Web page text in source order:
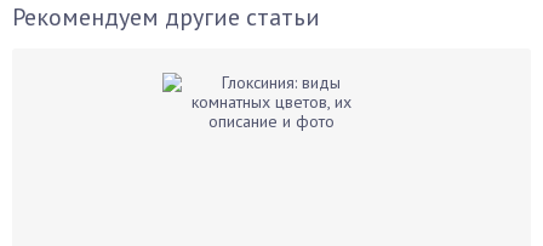
Рекомендуем другие статьи